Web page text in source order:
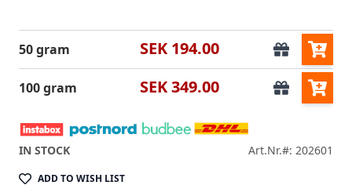
50 gram SEK 194.00
100 gram SEK 349.00
IN STOCK Art.Nr.#: 202601
ADD TO WISH LIST